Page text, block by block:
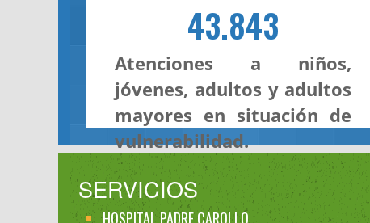
43.843
Atenciones a niños,
jóvenes, adultos y adultos
mayores en situación de
vulnerabilidad.
SERVICIOS
HOSPITAL PADRE CAROLLO